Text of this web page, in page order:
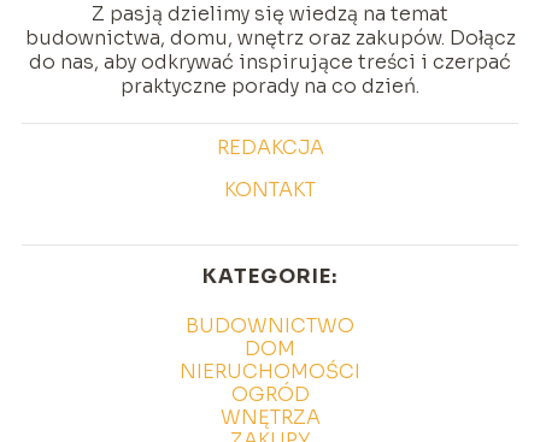
Z pasją dzielimy się wiedzą na temat
budownictwa, domu, wnętrz oraz zakupów. Dołącz
do nas, aby odkrywać inspirujące treści i czerpać
praktyczne porady na co dzień.
REDAKCJA
KONTAKT
KATEGORIE:
BUDOWNICTWO
DOM
NIERUCHOMOŚCI
OGRÓD
WNĘTRZA